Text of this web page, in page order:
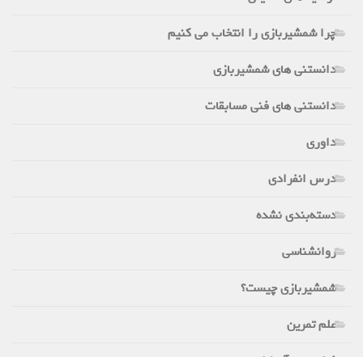
چرا شمشیربازی را انتخاب می کنیم
دانستنی های شمشیربازی
دانستنی های فنی مسابقات
داوری
درس انفرادی
دسته‌بندی نشده
روانشناسی
شمشیربازی چیست؟
علم تمرین